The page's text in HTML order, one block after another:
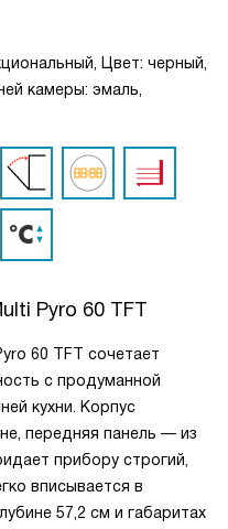
Цвет: черный,
камеры: эмаль,
Pyro 60 TFT
60 TFT сочетает
с продуманной
кухни. Корпус
передняя панель — из
прибору строгий,
вписывается в
57,2 см и габаритах